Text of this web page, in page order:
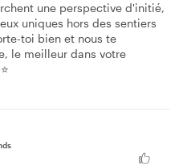
une perspective d'initié,
uniques hors des sentiers
toi bien et nous te
le meilleur dans votre